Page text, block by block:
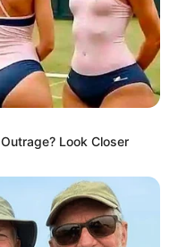
Look Closer